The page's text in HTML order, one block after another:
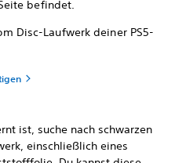
befindet.
Disc-Laufwerk deiner PS5-
ist, suche nach schwarzen
einschließlich eines